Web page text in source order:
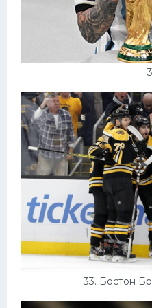
33. Бостон